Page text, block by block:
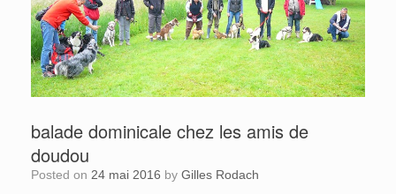
balade dominicale chez les amis de
doudou
Posted on 24 mai 2016 by Gilles Rodach